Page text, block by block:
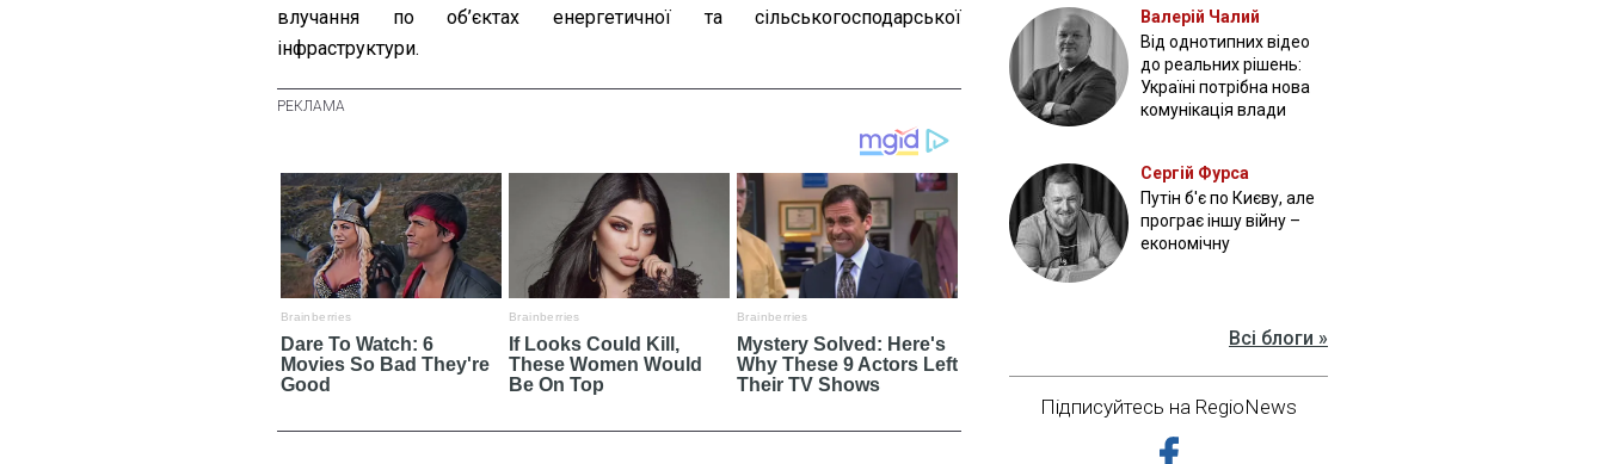
влучання по об’єктах енергетичної та сільськогосподарської
інфраструктури.
Валерій Чалий
Від однотипних відео
до реальних рішень:
Україні потрібна нова
комунікація влади
Сергій Фурса
Путін б'є по Києву, але
програє іншу війну –
економічну
Всі блоги »
Підписуйтесь на RegioNews